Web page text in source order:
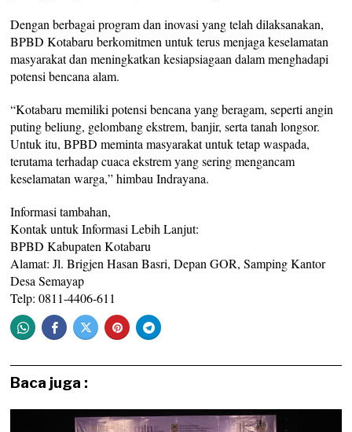
Dengan berbagai program dan inovasi yang telah dilaksanakan,
BPBD Kotabaru berkomitmen untuk terus menjaga keselamatan
masyarakat dan meningkatkan kesiapsiagaan dalam menghadapi
potensi bencana alam.
“Kotabaru memiliki potensi bencana yang beragam, seperti angin
puting beliung, gelombang ekstrem, banjir, serta tanah longsor.
Untuk itu, BPBD meminta masyarakat untuk tetap waspada,
terutama terhadap cuaca ekstrem yang sering mengancam
keselamatan warga,” himbau Indrayana.
Informasi tambahan,
Kontak untuk Informasi Lebih Lanjut:
BPBD Kabupaten Kotabaru
Alamat: Jl. Brigjen Hasan Basri, Depan GOR, Samping Kantor
Desa Semayap
Telp: 0811-4406-611
Baca juga :